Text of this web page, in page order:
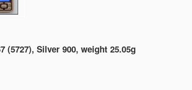
Silver 900, weight 25.05g